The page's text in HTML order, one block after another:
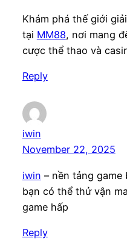
Khám phá thế giới
tại MM88, nơi mang
cược thể thao và
Reply
iwin
November 22, 2025
iwin – nền tảng
bạn có thể thử vận
game hấp
Reply